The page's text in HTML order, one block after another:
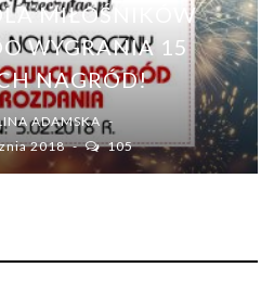
MIŁOŚNIKÓW
WYGRANIA 15
NAGRÓD!
ADAMSKA
2018
105